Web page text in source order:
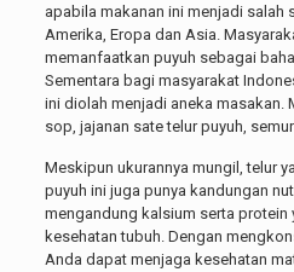
apabila makanan ini menjadi salah
Amerika, Eropa dan Asia.
memanfaatkan puyuh sebagai
Sementara bagi masyarakat
ini diolah menjadi aneka masakan.
sop, jajanan sate telur puyuh,
Meskipun ukurannya mungil, telur
puyuh ini juga punya kandungan
mengandung kalsium serta protein
kesehatan tubuh. Dengan
Anda dapat menjaga kesehatan